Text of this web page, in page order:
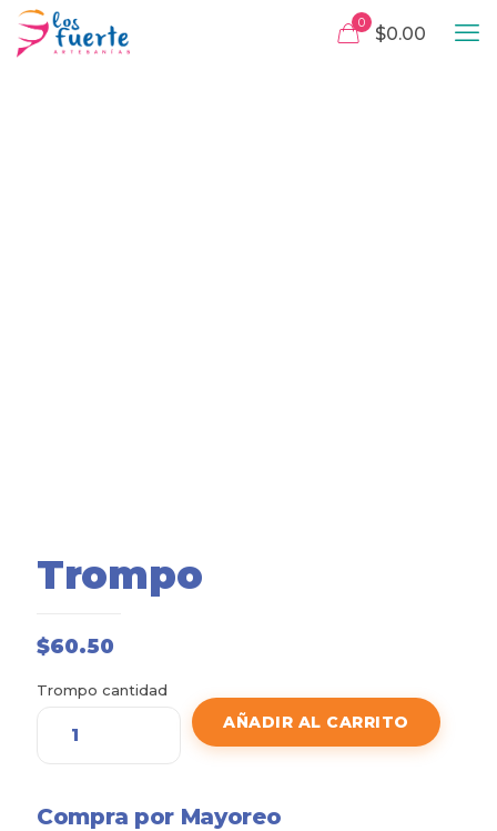
0
$0.00
Trompo
$60.50
Trompo cantidad
AÑADIR AL CARRITO
Compra por Mayoreo